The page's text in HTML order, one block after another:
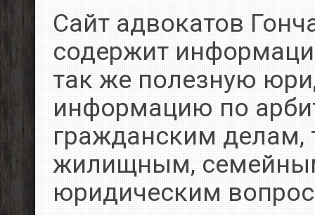
Сайт адвокатов
содержит
так же полезную
информацию по
гражданским
жилищным,
юридическим